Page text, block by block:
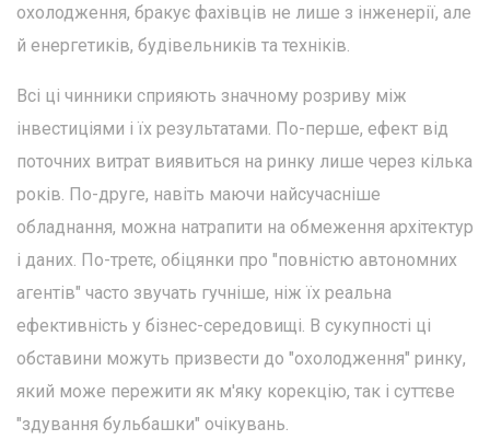
охолодження, бракує фахівців не лише з інженерії, але
й енергетиків, будівельників та техніків.
Всі ці чинники сприяють значному розриву між
інвестиціями і їх результатами. По-перше, ефект від
поточних витрат виявиться на ринку лише через кілька
років. По-друге, навіть маючи найсучасніше
обладнання, можна натрапити на обмеження архітектур
і даних. По-третє, обіцянки про "повністю автономних
агентів" часто звучать гучніше, ніж їх реальна
ефективність у бізнес-середовищі. В сукупності ці
обставини можуть призвести до "охолодження" ринку,
який може пережити як м'яку корекцію, так і суттєве
"здування бульбашки" очікувань.